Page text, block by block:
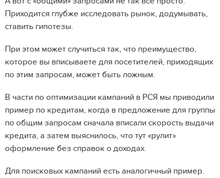
Приходится глубже исследовать рынок, додумывать,
ставить гипотезы.
При этом может случиться так, что преимущество,
которое вы вписываете для посетителей, приходящих
по этим запросам, может быть ложным.
В части по оптимизации кампаний в РСЯ мы приводили
пример по кредитам, когда в предложение для группы
по общим запросам сначала вписали скорость выдачи
кредита, а затем выяснилось, что тут «рулит»
оформление без справок о доходах.
Для поисковых кампаний есть аналогичный пример.